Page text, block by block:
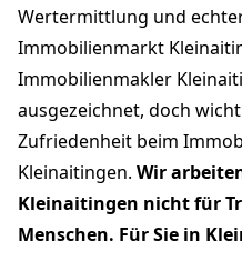
Wertermittlung und
Immobilienmarkt
Immobilienmakler
ausgezeichnet, doch
Zufriedenheit beim
Kleinaitingen. Wir
Kleinaitingen nicht für
Menschen. Für Sie in